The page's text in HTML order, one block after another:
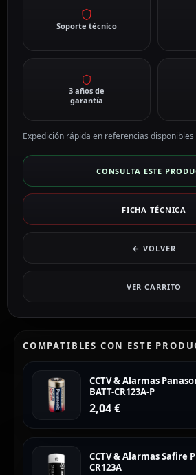
Soporte técnico
3 años de
garantía
Expedición rápida en referencias disponibles
CONSULTA ESTE
FICHA TÉCNICA
← VOLVER
VER CARRITO
COMPATIBLES CON ESTE
CCTV & Alarmas
BATT-CR123A-P
2,04€
CCTV & Alarmas Safire
CR123A